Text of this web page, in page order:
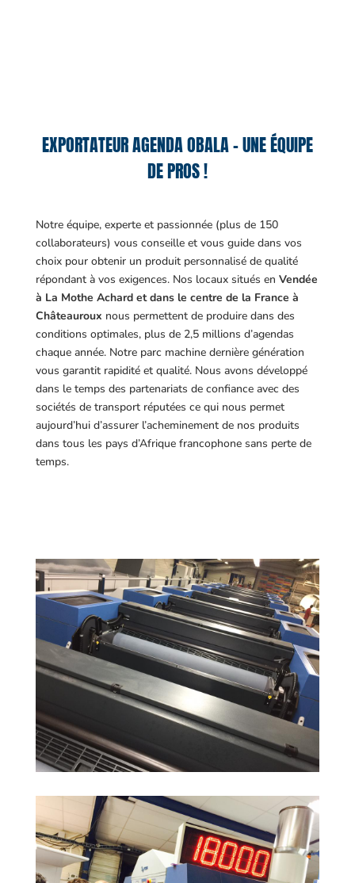
EXPORTATEUR AGENDA OBALA – UNE ÉQUIPE
DE PROS !
Notre équipe, experte et passionnée (plus de 150
collaborateurs) vous conseille et vous guide dans vos
choix pour obtenir un produit personnalisé de qualité
répondant à vos exigences. Nos locaux situés en Vendée
à La Mothe Achard et dans le centre de la France à
Châteauroux nous permettent de produire dans des
conditions optimales, plus de 2,5 millions d’agendas
chaque année. Notre parc machine dernière génération
vous garantit rapidité et qualité. Nous avons développé
dans le temps des partenariats de confiance avec des
sociétés de transport réputées ce qui nous permet
aujourd’hui d’assurer l’acheminement de nos produits
dans tous les pays d’Afrique francophone sans perte de
temps.